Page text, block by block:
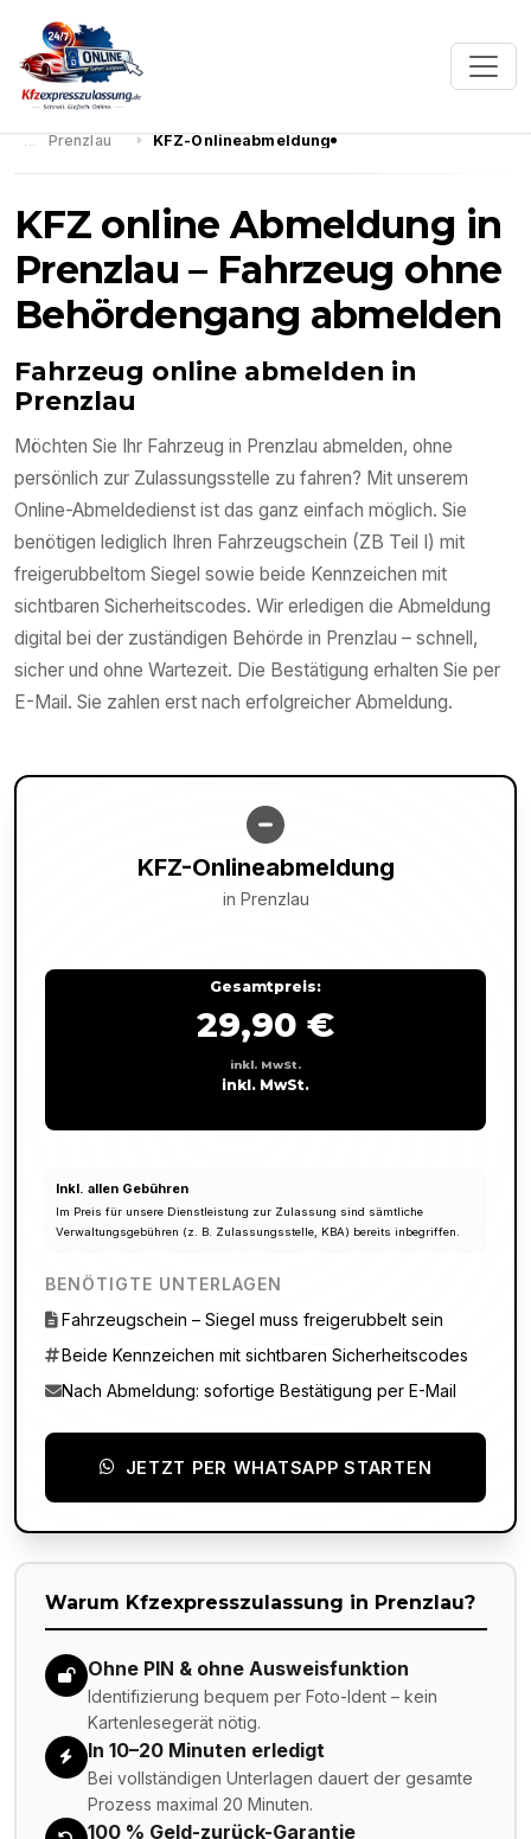
Prenzlau KFZ-Onlineabmeldung
KFZ online Abmeldung in
Prenzlau – Fahrzeug ohne
Behördengang abmelden
Fahrzeug online abmelden in
Prenzlau
Möchten Sie Ihr Fahrzeug in Prenzlau abmelden, ohne
persönlich zur Zulassungsstelle zu fahren? Mit unserem
Online-Abmeldedienst ist das ganz einfach möglich. Sie
benötigen lediglich Ihren Fahrzeugschein (ZB Teil I) mit
freigerubbeltom Siegel sowie beide Kennzeichen mit
sichtbaren Sicherheitscodes. Wir erledigen die Abmeldung
digital bei der zuständigen Behörde in Prenzlau – schnell,
sicher und ohne Wartezeit. Die Bestätigung erhalten Sie per
E-Mail. Sie zahlen erst nach erfolgreicher Abmeldung.
KFZ-Onlineabmeldung
in Prenzlau
Gesamtpreis:
29,90 €
inkl. MwSt.
inkl. MwSt.
Inkl. allen Gebühren
Im Preis für unsere Dienstleistung zur Zulassung sind sämtliche
Verwaltungsgebühren (z. B. Zulassungsstelle, KBA) bereits inbegriffen.
BENÖTIGTE UNTERLAGEN
Fahrzeugschein – Siegel muss freigerubbelt sein
Beide Kennzeichen mit sichtbaren Sicherheitscodes
Nach Abmeldung: sofortige Bestätigung per E-Mail
JETZT PER WHATSAPP STARTEN
Warum Kfzexpresszulassung in Prenzlau?
Ohne PIN & ohne Ausweisfunktion
Identifizierung bequem per Foto-Ident – kein
Kartenlesegerät nötig.
In 10–20 Minuten erledigt
Bei vollständigen Unterlagen dauert der gesamte
Prozess maximal 20 Minuten.
100 % Geld-zurück-Garantie